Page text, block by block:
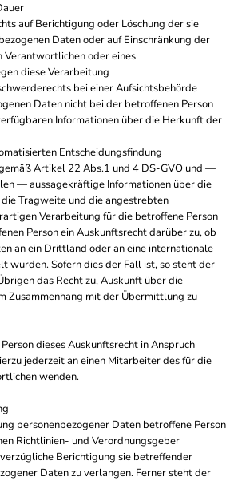
auf Berichtigung oder Löschung der sie
Daten oder auf Einschränkung der
Verantwortlichen oder eines
diese Verarbeitung
bei einer Aufsichtsbehörde
Daten nicht bei der betroffenen Person
Informationen über die Herkunft der
Entscheidungsfindung
Artikel 22 Abs.1 und 4 DS-GVO und —
— aussagekräftige Informationen über die
Tragweite und die angestrebten
Verarbeitung für die betroffene Person
Person ein Auskunftsrecht darüber zu, ob
an ein Drittland oder an eine internationale
wurden. Sofern dies der Fall ist, so steht der
das Recht zu, Auskunft über die
Zusammenhang mit der Übermittlung zu
dieses Auskunftsrecht in Anspruch
jederzeit an einen Mitarbeiter des für die
wenden.
personenbezogener Daten betroffene Person
Richtlinien- und Verordnungsgeber
Berichtigung sie betreffender
Daten zu verlangen. Ferner steht der